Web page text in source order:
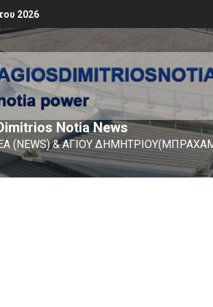
2026
Notia News
(NEWS) & ΑΓΙΟΥ